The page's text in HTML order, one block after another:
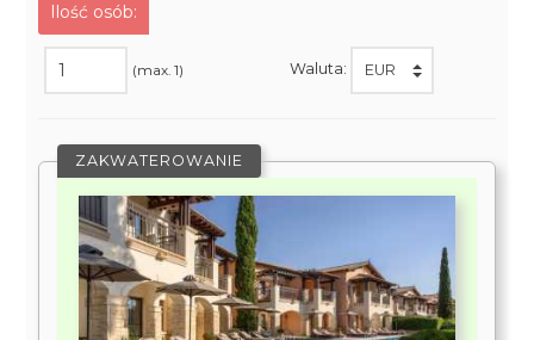
Ilość osób:
(max. 1) Waluta:
ZAKWATEROWANIE